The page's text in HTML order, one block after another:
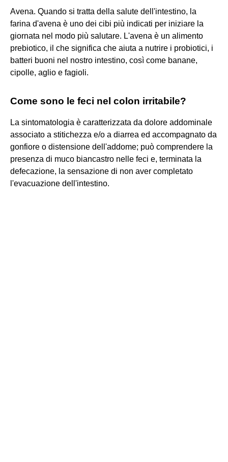
Avena. Quando si tratta della salute dell'intestino, la
farina d'avena è uno dei cibi più indicati per iniziare la
giornata nel modo più salutare. L'avena è un alimento
prebiotico, il che significa che aiuta a nutrire i probiotici, i
batteri buoni nel nostro intestino, così come banane,
cipolle, aglio e fagioli.
Come sono le feci nel colon irritabile?
La sintomatologia è caratterizzata da dolore addominale
associato a stitichezza e/o a diarrea ed accompagnato da
gonfiore o distensione dell'addome; può comprendere la
presenza di muco biancastro nelle feci e, terminata la
defecazione, la sensazione di non aver completato
l'evacuazione dell'intestino.